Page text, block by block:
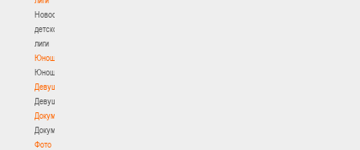
Новости
детской
лиги
Юноши
Юноши
Девушки
Девушки
Документы
Документы
Фото